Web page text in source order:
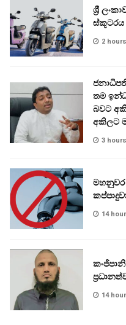
ශ්‍රී
ස්කූටරය
2
තම
බවට
අකිලට
3
මහනුවර
14
14